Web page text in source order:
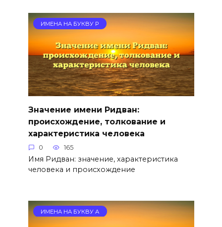
ИМЕНА НА БУКВУ Р
Значение имени Ридван:
происхождение, толкование и
характеристика человека
0 165
Имя Ридван: значение, характеристика
человека и происхождение
ИМЕНА НА БУКВУ А